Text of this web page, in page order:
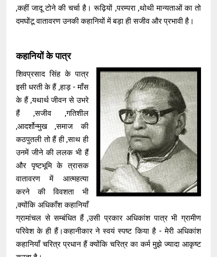
,कहीं जादू टोने की चर्चा है। रूढ़ियों ,परम्परा ,थोथी मान्यताओं का तो
दमघोंटू वातावरण उनकी कहानियों में बड़ा ही सजीव और प्रभावी है।
कहानियों के पात्र
शिवप्रसाद सिंह के पात्र
इसी धरती के हैं ,हाड़ - माँस
के हैं ,यथार्थ जीवन से उभरे
हैं ,सजीव ,गतिशील
,आदर्शोन्मुख ,समाज की
कठपुतली तो हैं ही ,साथ ही
उनमें जीने की ललक भी हैं
और पृष्टभूमि के त्रासक
वातावरण में आत्महत्या
करने की विवशता भी
,क्योंकि अधिकाँश कहानियाँ
ग्रामांचल से सम्बंधित हैं ,उसी प्रकार अधिकांश पात्र भी ग्रामीण
परिवेश के ही हैं।कहानीकार ने स्वयं स्पष्ट किया है - मेरी अधिकांश
कहानियाँ चरित्र प्रधान हैं क्योंकि चरित्र का कर्म मुझे ज्यादा आकृष्ट